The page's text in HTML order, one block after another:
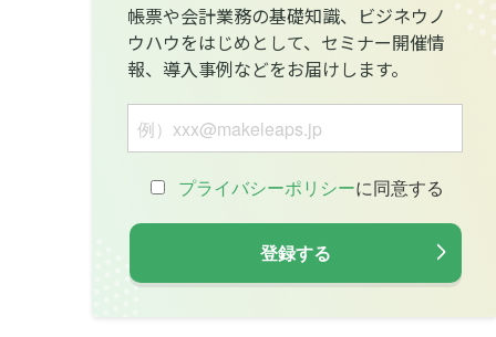
帳票や会計業務の基礎知識、ビジネウノ
ウハウをはじめとして、セミナー開催情
報、導入事例などをお届けします。